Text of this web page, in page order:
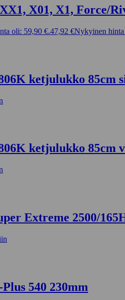
X01, X1, Force/
oli: 59,90 €.47,92 €Nykyinen
ketjulukko 85cm
ketjulukko 85cm
Extreme 2500/
540 230mm